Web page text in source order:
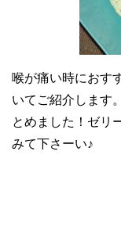
喉が痛い時におす
いてご紹介します
とめました！ゼリ
みて下さーい♪